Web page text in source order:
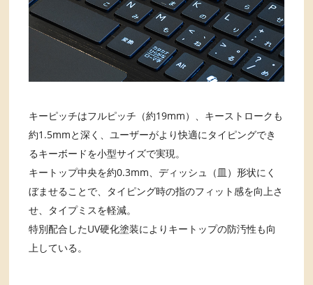
キーピッチはフルピッチ（約19mm）、キーストロークも
約1.5mmと深く、ユーザーがより快適にタイピングでき
るキーボードを小型サイズで実現。
キートップ中央を約0.3mm、ディッシュ（皿）形状にく
ぼませることで、タイピング時の指のフィット感を向上さ
せ、タイプミスを軽減。
特別配合したUV硬化塗装によりキートップの防汚性も向
上している。